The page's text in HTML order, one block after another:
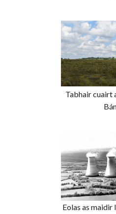
Tabhair cuairt
Eolas as maidir